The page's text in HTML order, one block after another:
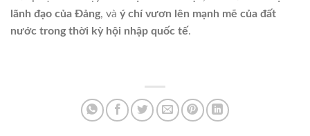
lãnh đạo của Đảng, và ý chí vươn lên mạnh mẽ của đất
nước trong thời kỳ hội nhập quốc tế.